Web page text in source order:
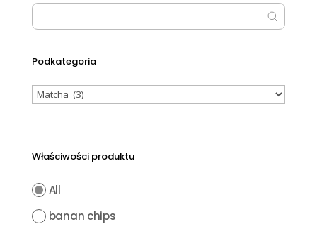
Podkategoria
Właściwości produktu
All
banan chips